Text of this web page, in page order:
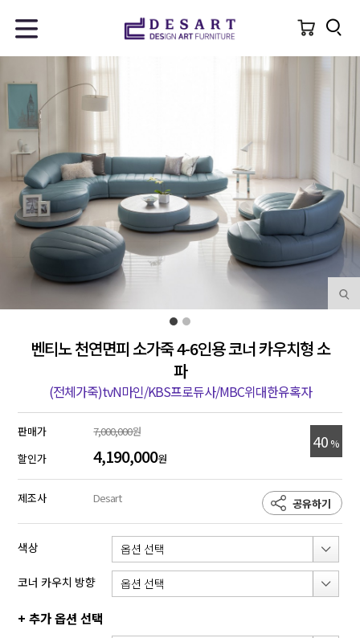
벤티노 천연면피 소가죽 4-6인용 코너 카우치형 소
파
(전체가죽)tvN마인/KBS프로듀사/MBC위대한유혹자
40 %
판매가 7,000,000원
할인가
4,190,000원
공유하기
제조사 Desart
색상
코너 카우치 방향
+ 추가 옵션 선택